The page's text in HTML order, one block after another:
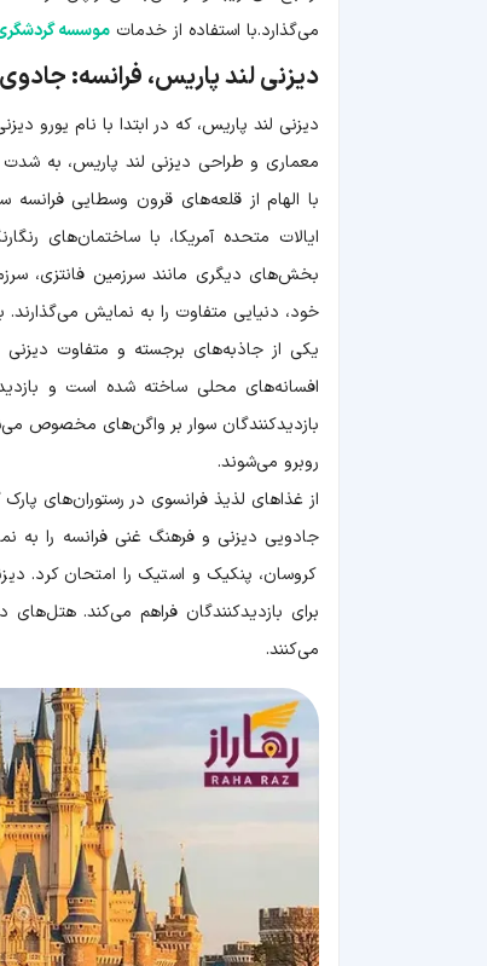
می‌گذارد.با استفاده از خدمات موسسه گردشگری
دیزنی لند پاریس، فرانسه:
دیزنی لند پاریس، که در ابتدا با نام یورو دیزنی لند شناخته می‌شد،
معماری و طراحی دیزنی لند پاریس، به شدت
با الهام از قلعه‌های قرون وسطایی
ایالات متحده آمریکا، با ساختمان‌های
بخش‌های دیگری مانند سرزمین فانتزی،
خود، دنیایی متفاوت را به نمایش می‌گذارند.
افسانه‌های محلی ساخته شده است و
بازدیدکنندگان سوار بر واگن‌های مخصوص
روبرو می‌شوند.
از غذاهای لذیذ فرانسوی در رستوران‌های پارک
جادویی دیزنی و فرهنگ غنی فرانسه را به
کروسان، پنکیک و استیک را امتحان کرد.
برای بازدیدکنندگان فراهم می‌کند.
می‌کنند.